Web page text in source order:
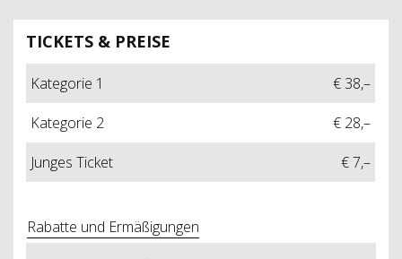
TICKETS & PREISE
Kategorie 1
€ 38,–
Kategorie 2
€ 28,–
Junges Ticket
€ 7,–
Rabatte und Ermäßigungen